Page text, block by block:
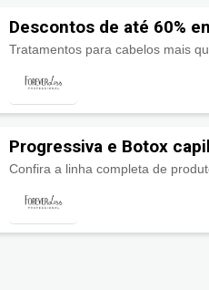
Descontos de até 60%
Liss
Tratamentos para cabelos mais
Progressiva e Botox
44% OFF